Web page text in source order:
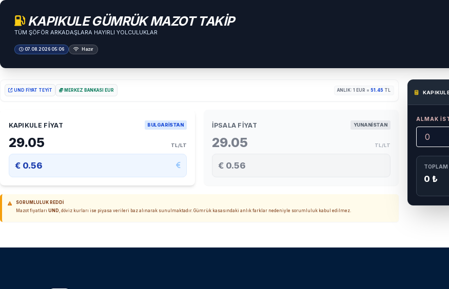
İçeriğe
KAPIKULE GÜMRÜK MAZOT TAKİP
TÜM ŞÖFÖR ARKADAŞLARA HAYIRLI YOLCULUKLAR
07.08.2026 05:06 Hazır
UND FIYAT TEYIT MERKEZ BANKASI EUR ANLIK: 1 EUR =51.45 TL
KAPIKULE FIYAT BULGARİSTAN
29.05 TL/LT
€ 0.56
İPSALA FIYAT YUNANİSTAN
29.05 TL/LT
€ 0.56
SORUMLULUK REDDI
Mazot fiyatlarıUND , döviz kurları ise piyasa verileri baz alınarak sunulmaktadır. Gümrük kasasındaki anlık farklar nedeniyle sorumluluk kabul edilmez.
ALMAK
TOPLAM
0 ₺